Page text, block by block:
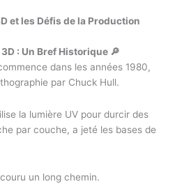
et les Défis de la Production
: Un Bref Historique 🔎
dans les années 1980,
par Chuck Hull.
la lumière UV pour durcir des
par couche, a jeté les bases de
un long chemin.